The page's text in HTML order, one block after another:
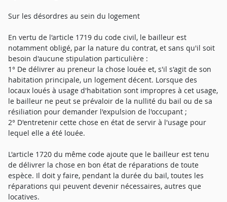
Sur les désordres au sein du logement
En vertu de l'article 1719 du code civil, le bailleur est
notamment obligé, par la nature du contrat, et sans qu'il soit
besoin d'aucune stipulation particulière :
1° De délivrer au preneur la chose louée et, s'il s'agit de son
habitation principale, un logement décent. Lorsque des
locaux loués à usage d'habitation sont impropres à cet usage,
le bailleur ne peut se prévaloir de la nullité du bail ou de sa
résiliation pour demander l'expulsion de l'occupant ;
2° D'entretenir cette chose en état de servir à l'usage pour
lequel elle a été louée.
L'article 1720 du même code ajoute que le bailleur est tenu
de délivrer la chose en bon état de réparations de toute
espèce. Il doit y faire, pendant la durée du bail, toutes les
réparations qui peuvent devenir nécessaires, autres que
locatives.